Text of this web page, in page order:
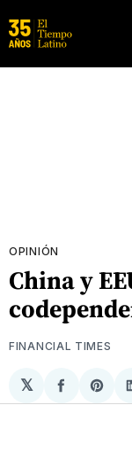
OPINIÓN
China y
FINANCIAL TIMES
𝕏
en
on